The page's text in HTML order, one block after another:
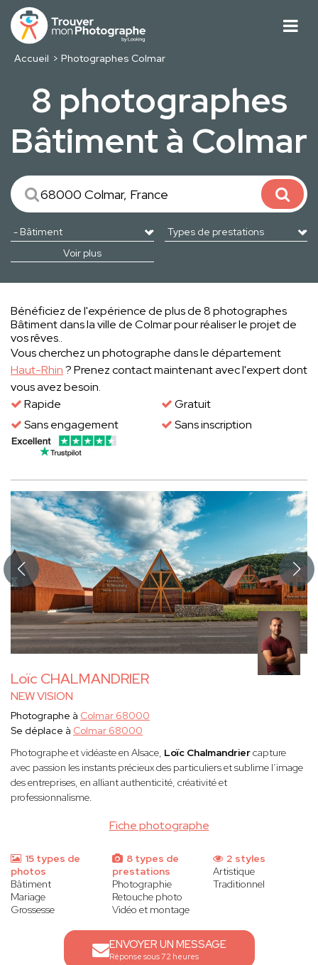
Accueil Photographes Colmar
8 photographes
Bâtiment à Colmar
Voir plus
Bénéficiez de l'expérience de plus de 8 photographes
Bâtiment dans la ville de Colmar pour réaliser le projet de
vos rêves..
Vous cherchez un photographe dans le département
Haut-Rhin? Prenez contact maintenant avec l'expert dont
vous avez besoin.
Rapide
Gratuit
Sans engagement
Sans inscription
Loïc CHALMANDRIER
NEW VISION
Fiche photographe
Photographe à Colmar 68000
Se déplace à Colmar 68000
Photographe et vidéaste en Alsace, Loïc Chalmandriercapture
avec passion les instants précieux des particuliers et sublime l’image
des entreprises, en alliant authenticité, créativité et
professionnalisme.
15 types de
photos
Bâtiment
Mariage
Grossesse
8 types de
prestations
Photographie
Retouche photo
Vidéo et montage
2 styles
Artistique
Traditionnel
ENVOYER UN MESSAGE
Réponse sous 72 heures